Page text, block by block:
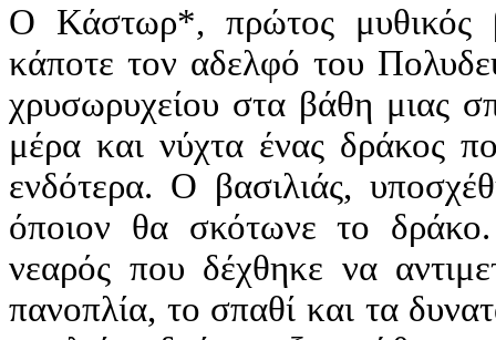
Ο Κάστωρ*, πρώτος μυθικός
κάποτε τον αδελφό του
χρυσωρυχείου στα βάθη μιας
μέρα και νύχτα ένας δράκος
ενδότερα. Ο βασιλιάς,
όποιον θα σκότωνε το
νεαρός που δέχθηκε να
πανοπλία, το σπαθί και τα